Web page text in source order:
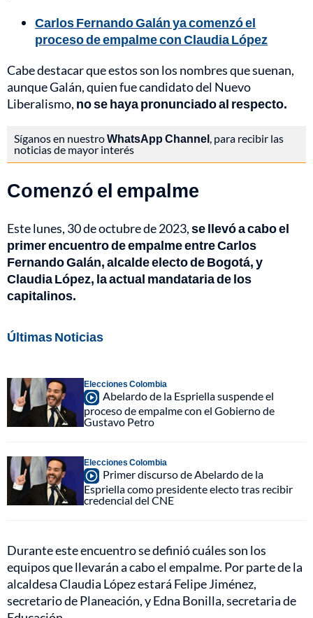
Carlos Fernando Galán ya comenzó el
proceso de empalme con Claudia López
Cabe destacar que estos son los nombres que suenan,
aunque Galán, quien fue candidato del Nuevo
Liberalismo, no se haya pronunciado al respecto.
Síganos en nuestroWhatsApp Channel , para recibir las
noticias de mayor interés
Comenzó el empalme
Este lunes, 30 de octubre de 2023,se llevó a cabo el
primer encuentro de empalme entre Carlos
Fernando Galán, alcalde electo de Bogotá, y
Claudia López, la actual mandataria de los
capitalinos.
Últimas Noticias
Elecciones Colombia
Abelardo de la Espriella suspende el
proceso de empalme con el Gobierno de
Gustavo Petro
Elecciones Colombia
Primer discurso de Abelardo de la
Espriella como presidente electo tras recibir
credencial del CNE
Durante este encuentro se definió cuáles son los
equipos que llevarán a cabo el empalme. Por parte de la
alcaldesa Claudia López estará Felipe Jiménez,
secretario de Planeación, y Edna Bonilla, secretaria de